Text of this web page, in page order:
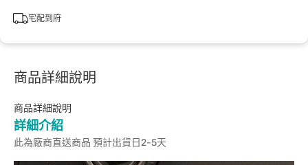
宅配到府
商品詳細說明
商品詳細說明
詳細介紹
此為廠商直送商品 預計出貨日2-5天